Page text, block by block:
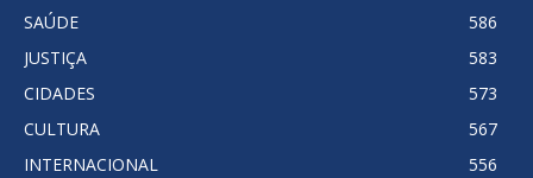
SAÚDE
586
JUSTIÇA
583
CIDADES
573
CULTURA
567
INTERNACIONAL
556